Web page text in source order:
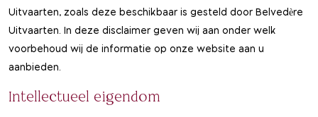
Uitvaarten, zoals deze beschikbaar is gesteld door Belvedère
Uitvaarten. In deze disclaimer geven wij aan onder welk
voorbehoud wij de informatie op onze website aan u
aanbieden.
Intellectueel eigendom